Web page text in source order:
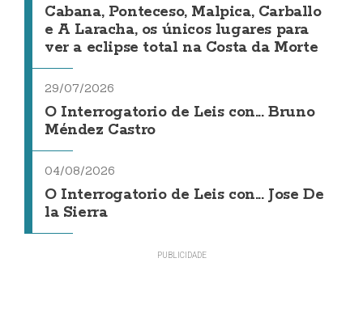
Cabana, Ponteceso, Malpica, Carballo
e A Laracha, os únicos lugares para
ver a eclipse total na Costa da Morte
29/07/2026
O Interrogatorio de Leis con... Bruno
Méndez Castro
04/08/2026
O Interrogatorio de Leis con... Jose De
la Sierra